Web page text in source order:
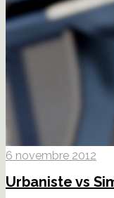
6 novembre 2012
Urbaniste vs